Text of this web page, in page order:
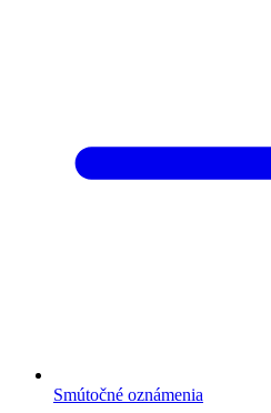
Smútočné oznámenia